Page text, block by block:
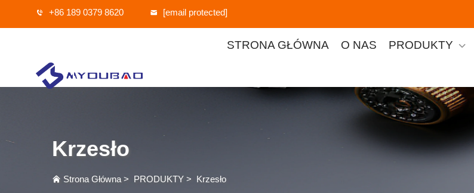
+86 189 0379 8620 [email protected]
STRONA GŁÓWNA O NAS PRODUKTY
Krzesło
Strona Główna > PRODUKTY > Krzesło